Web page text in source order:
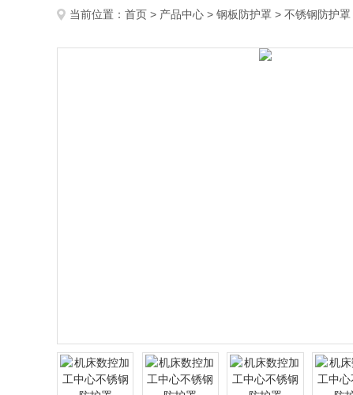
当前位置： 首页 > 产品中心 > 钢板防护罩 > 不锈钢防护罩